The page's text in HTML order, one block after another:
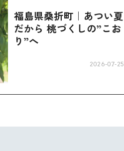
福島県桑折町｜あつい夏
だから 桃づくしの”こお
り”へ
2026-07-25